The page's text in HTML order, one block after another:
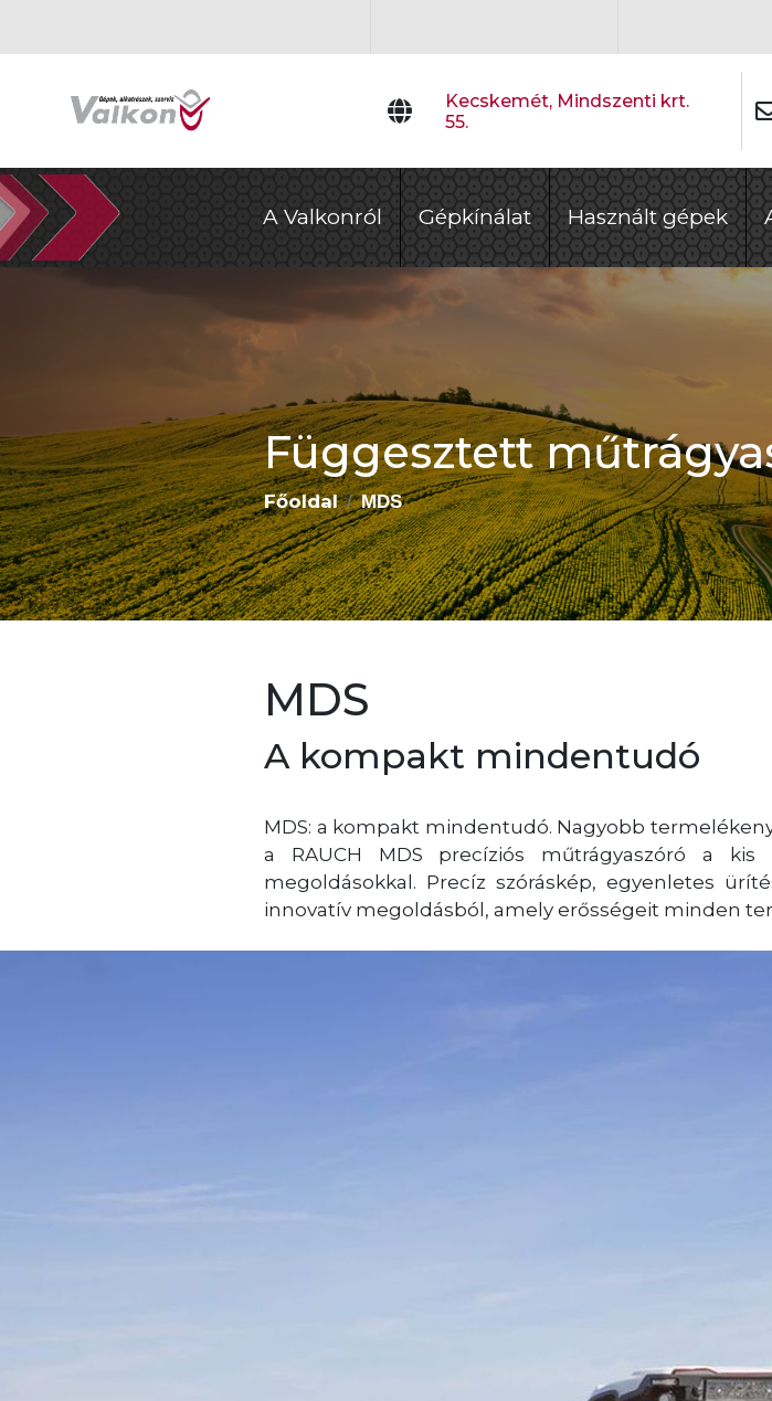
Kecskemét, Mindszenti krt.
55.
A Valkonról Gépkínálat Használt gépek
Függesztett
Főoldal MDS
MDS
A kompakt mindentudó
MDS: a kompakt mindentudó. Nagyobb
a RAUCH MDS precíziós műtrágyaszóró a
megoldásokkal. Precíz szóráskép, egyenletes
innovatív megoldásból, amely erősségeit minden